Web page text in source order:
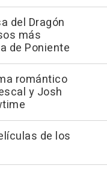
del Dragón
más
de Poniente
romántico
y Josh
de los